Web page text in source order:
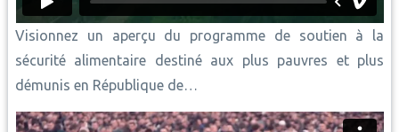
Visionnez un aperçu du programme de soutien à la
sécurité alimentaire destiné aux plus pauvres et plus
démunis en République de…